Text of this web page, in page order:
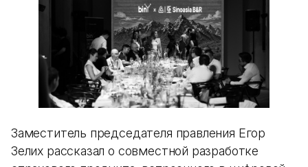
Заместитель председателя правления Егор
Зелих рассказал о совместной разработке